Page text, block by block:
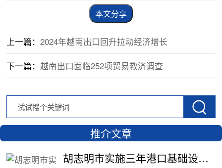
本文分享
上一篇：2024年越南出口回升拉动经济增长
下一篇：越南出口面临252项贸易救济调查
推介文章
胡志明市实施三年港口基础设施费全免政